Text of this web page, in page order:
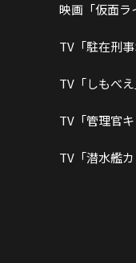
映画「仮面ラ
TV「駐在刑
TV「しもべ
TV「管理官
TV「潜水艦